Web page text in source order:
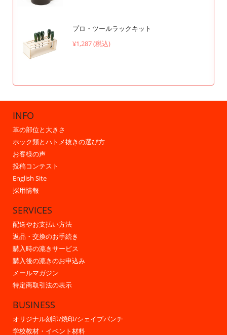
プロ・ツールラックキット
¥1,287 (税込)
INFO
革の部位と大きさ
ホック類とハトメ抜きの選び方
お客様の声
投稿コンテスト
English Site
採用情報
SERVICES
配送やお支払い方法
返品・交換のお手続き
購入時の漉きサービス
購入後の漉きのお申込み
メールマガジン
特定商取引法の表示
BUSINESS
オリジナル刻印/焼印/シェイプパンチ
学校教材・イベント材料